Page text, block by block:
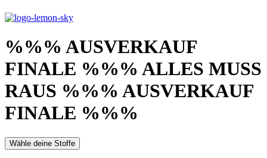
%%% AUSVERKAUF
FINALE %%% ALLES MUSS
RAUS %%% AUSVERKAUF
FINALE %%%
Wähle deine Stoffe